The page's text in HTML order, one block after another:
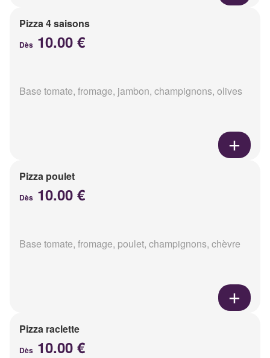
Pizza 4 saisons
Dès 10.00 €
Base tomate, fromage, jambon, champignons, olives
Pizza poulet
Dès 10.00 €
Base tomate, fromage, poulet, champignons, chèvre
Pizza raclette
Dès 10.00 €